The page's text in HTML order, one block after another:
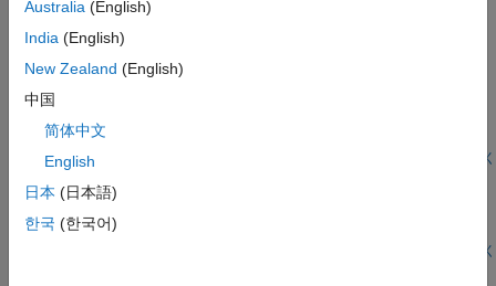
ステップ 5: クワッドコプターの可視化
注目の例
Mars Helicopter Simulink-Based System Level Design
Model a helicopter with coaxial rotors suitable to fly on Mars.
ライブ スクリプトを開く
Block
Compute thrust and torque coefficient of an isolated rotor.
ライブ スクリプトを開く
Australia (English)
India (English)
New Zealand (English)
中国
简体中文
English
日本 (日本語)
한국 (한국어)